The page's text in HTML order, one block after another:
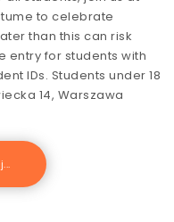
to celebrate
than this can risk
entry for students with
IDs. Students under 18
14, Warszawa